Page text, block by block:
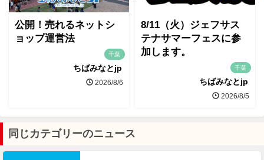
公開！売れるネットシ
ョップ運営法
千葉
ちばみなとjp
2026/8/6
8/11（火）ジェフサス
テナサマーフェスに参
加します。
千葉
ちばみなとjp
2026/8/5
同じカテゴリーのニュース